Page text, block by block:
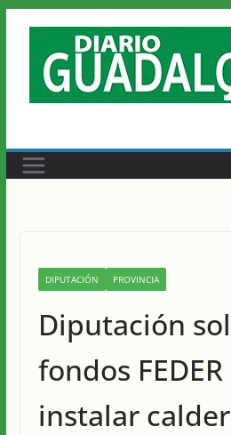
contenido
DIPUTACIÓN PROVINCIA
Diputación
fondos
instalar